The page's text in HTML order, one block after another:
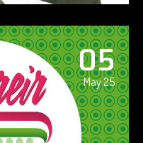
05
May 25